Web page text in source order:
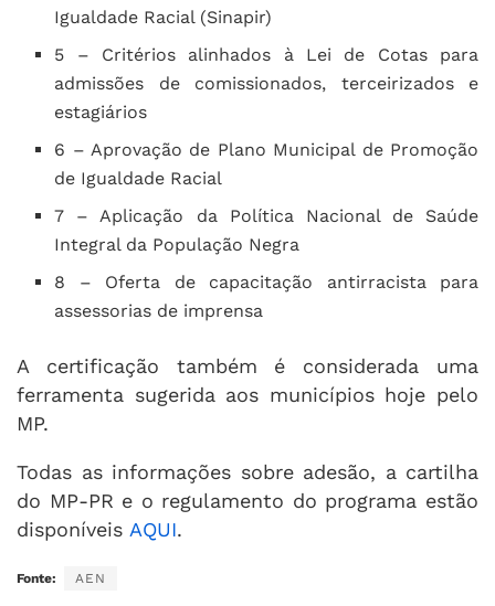
Igualdade Racial (Sinapir)
5 – Critérios alinhados à Lei de Cotas para
admissões de comissionados, terceirizados e
estagiários
6 – Aprovação de Plano Municipal de Promoção
de Igualdade Racial
7 – Aplicação da Política Nacional de Saúde
Integral da População Negra
8 – Oferta de capacitação antirracista para
assessorias de imprensa
A certificação também é considerada uma
ferramenta sugerida aos municípios hoje pelo
MP.
Todas as informações sobre adesão, a cartilha
do MP-PR e o regulamento do programa estão
disponíveis AQUI.
Fonte: AEN